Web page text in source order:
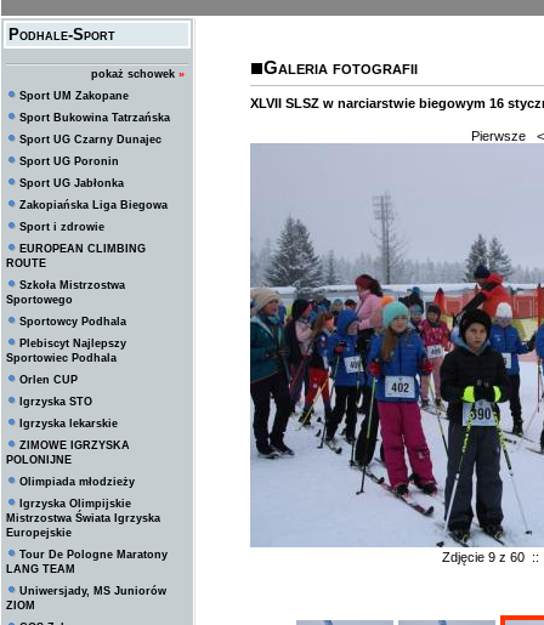
Podhale-Sport
pokaż schowek »
Sport UM Zakopane
Sport Bukowina Tatrzańska
Sport UG Czarny Dunajec
Sport UG Poronin
Sport UG Jabłonka
Zakopiańska Liga Biegowa
Sport i zdrowie
EUROPEAN CLIMBING
ROUTE
Szkoła Mistrzostwa
Sportowego
Sportowcy Podhala
Plebiscyt Najlepszy
Sportowiec Podhala
Orlen CUP
Igrzyska STO
Igrzyska lekarskie
ZIMOWE IGRZYSKA
POLONIJNE
Olimpiada młodzieży
Igrzyska Olimpijskie
Mistrzostwa Świata Igrzyska
Europejskie
Tour De Pologne Maratony
LANG TEAM
Uniwersjady, MS Juniorów
ZIOM
Galeria fotografii
XLVII SLSZ w narciarstwie biegowym 16
Pierwsze
Zdjęcie 9 z 60 ::